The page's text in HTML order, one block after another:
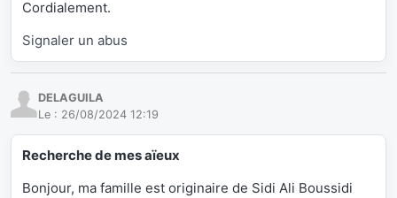
Cordialement.
Signaler un abus
DELAGUILA
Le : 26/08/2024 12:19
Recherche de mes aïeux
Bonjour, ma famille est originaire de Sidi Ali Boussidi